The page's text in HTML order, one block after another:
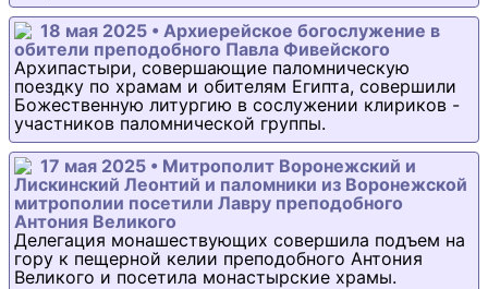
18 мая 2025 • Архиерейское богослужение в
обители преподобного Павла Фивейского
Архипастыри, совершающие паломническую
поездку по храмам и обителям Египта, совершили
Божественную литургию в сослужении клириков -
участников паломнической группы.
17 мая 2025 • Митрополит Воронежский и
Лискинский Леонтий и паломники из Воронежской
митрополии посетили Лавру преподобного
Антония Великого
Делегация монашествующих совершила подъем на
гору к пещерной келии преподобного Антония
Великого и посетила монастырские храмы.